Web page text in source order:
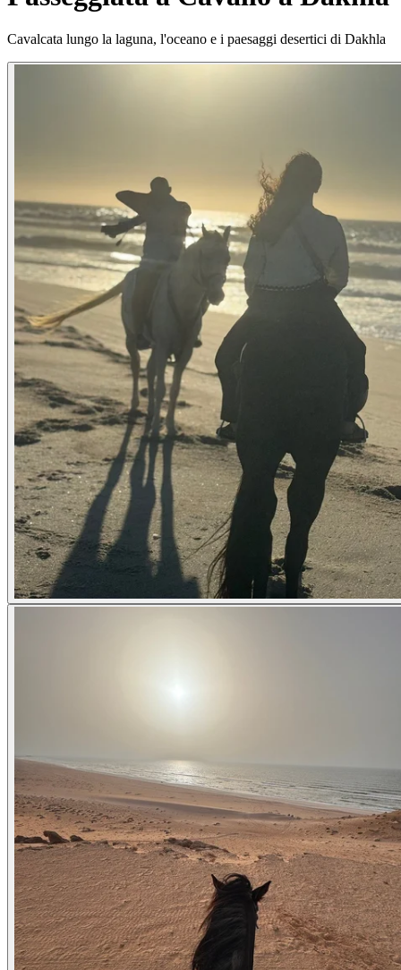
Cavalcata lungo la laguna, l'oceano e i paesaggi desertici di Dakhla